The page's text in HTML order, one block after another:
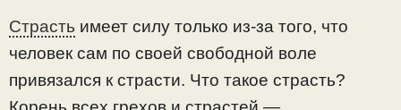
Страсть имеет силу только из-за того, что
человек сам по своей свободной воле
привязался к страсти. Что такое страсть?